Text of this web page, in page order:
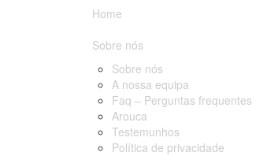
Home
Sobre nós
Sobre nós
A nossa equipa
Faq – Perguntas frequentes
Arouca
Testemunhos
Política de privacidade